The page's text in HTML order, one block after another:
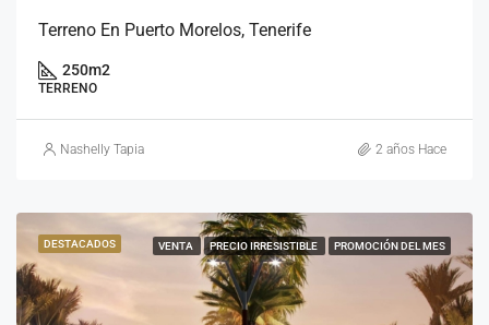
Terreno En Puerto Morelos, Tenerife
250m2
TERRENO
Nashelly Tapia 2 años Hace
DESTACADOS VENTA PRECIO IRRESISTIBLE PROMOCIÓN DEL MES